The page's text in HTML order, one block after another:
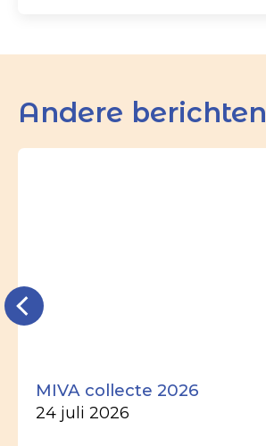
Andere berichten
MIVA collecte 2026
24 juli 2026